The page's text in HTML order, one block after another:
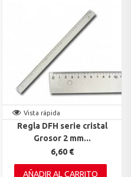
Vista rápida
Regla DFH serie cristal
Grosor 2 mm...
6,60 €
AÑADIR AL CARRITO